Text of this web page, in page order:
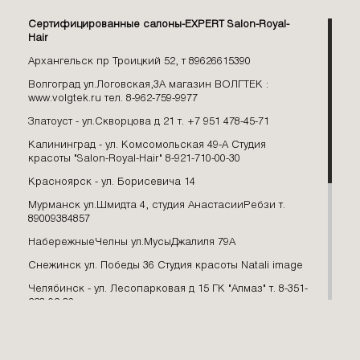
а также травяные, фруктовые и чайные
экстракты. А деионизированная вода,
способствует длительному хранению
компонентов шампуня.
Производя салонные средства по уходу
за волосами, Salon RoyalHair заботится
об окружающей среде использует лишь
восполняемые природные ресурсы.
Пластик, из которого изготавливаются
Иваново
Иркутск
Казань
Калининград
Кемерово
Королев
Корсаков
Красноярск
Москва
Сертифицированные салоны-EXPERT Salon-Royal-
Hair
Архангельск пр Троицкий 52, т 89626615390
Волгоград ул.Логовская,3А магазин ВОЛГТЕК :
www.volgtek.ru тел. 8-962-759-9977
Златоуст - ул.Скворцова д 21 т. +7 951 478-45-71
Калининград - ул. Комсомольская 49-А Студия
красоты "Salon-Royal-Hair" 8-921-710-00-30
Красноярск - ул. Борисевича 14
Мурманск ул.Шмидта 4, студия АнастасииРебзи т.
89009384857
НабережныеЧелны ул.МусыДжалиля 79А
Снежинск ул. Победы 36 Студия красоты Natali image
Челябинск - ул. Лесопарковая д 15 ГК "Алмаз" т. 8-351-
223-02-36